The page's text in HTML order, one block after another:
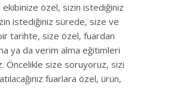
ekibinize özel, sizin istediğiniz
istediğiniz sürede, size ve
tarihte, size özel, fuardan
ya da verim alma eğitimleri
Öncelikle size soruyoruz, sizi
fuarlara özel, ürün,